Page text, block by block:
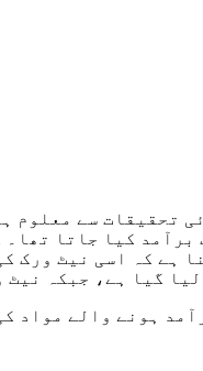
تحقیقات سے معلوم
کیا جاتا
گیا ہے، جبکہ
ہونے والے مواد